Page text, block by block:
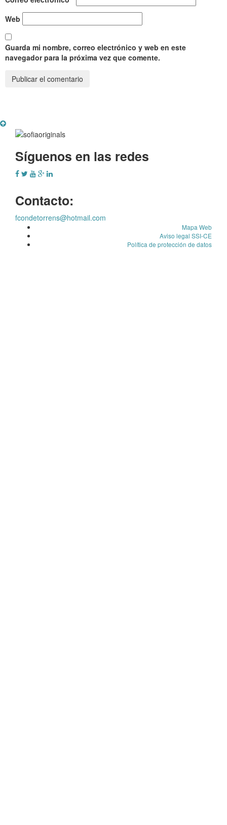
Web
Guarda mi nombre, correo electrónico y web en este
navegador para la próxima vez que comente.
Síguenos en las redes
Contacto:
fcondetorrens@hotmail.com
Mapa Web
Aviso legal SSI-CE
Política de protección de datos